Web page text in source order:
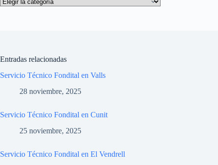
Entradas relacionadas
Servicio Técnico Fondital en Valls
28 noviembre, 2025
Servicio Técnico Fondital en Cunit
25 noviembre, 2025
Servicio Técnico Fondital en El Vendrell